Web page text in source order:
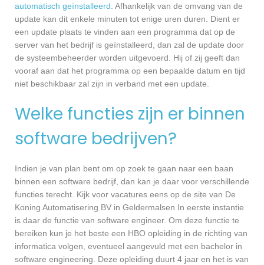
automatisch geïnstalleerd . Afhankelijk van de omvang van de
update kan dit enkele minuten tot enige uren duren. Dient er
een update plaats te vinden aan een programma dat op de
server van het bedrijf is geïnstalleerd, dan zal de update door
de systeembeheerder worden uitgevoerd. Hij of zij geeft dan
vooraf aan dat het programma op een bepaalde datum en tijd
niet beschikbaar zal zijn in verband met een update.
Welke functies zijn er binnen
software bedrijven?
Indien je van plan bent om op zoek te gaan naar een baan
binnen een software bedrijf, dan kan je daar voor verschillende
functies terecht. Kijk voor vacatures eens op de site van De
Koning Automatisering BV in Geldermalsen In eerste instantie
is daar de functie van software engineer. Om deze functie te
bereiken kun je het beste een HBO opleiding in de richting van
informatica volgen, eventueel aangevuld met een bachelor in
software engineering. Deze opleiding duurt 4 jaar en het is van